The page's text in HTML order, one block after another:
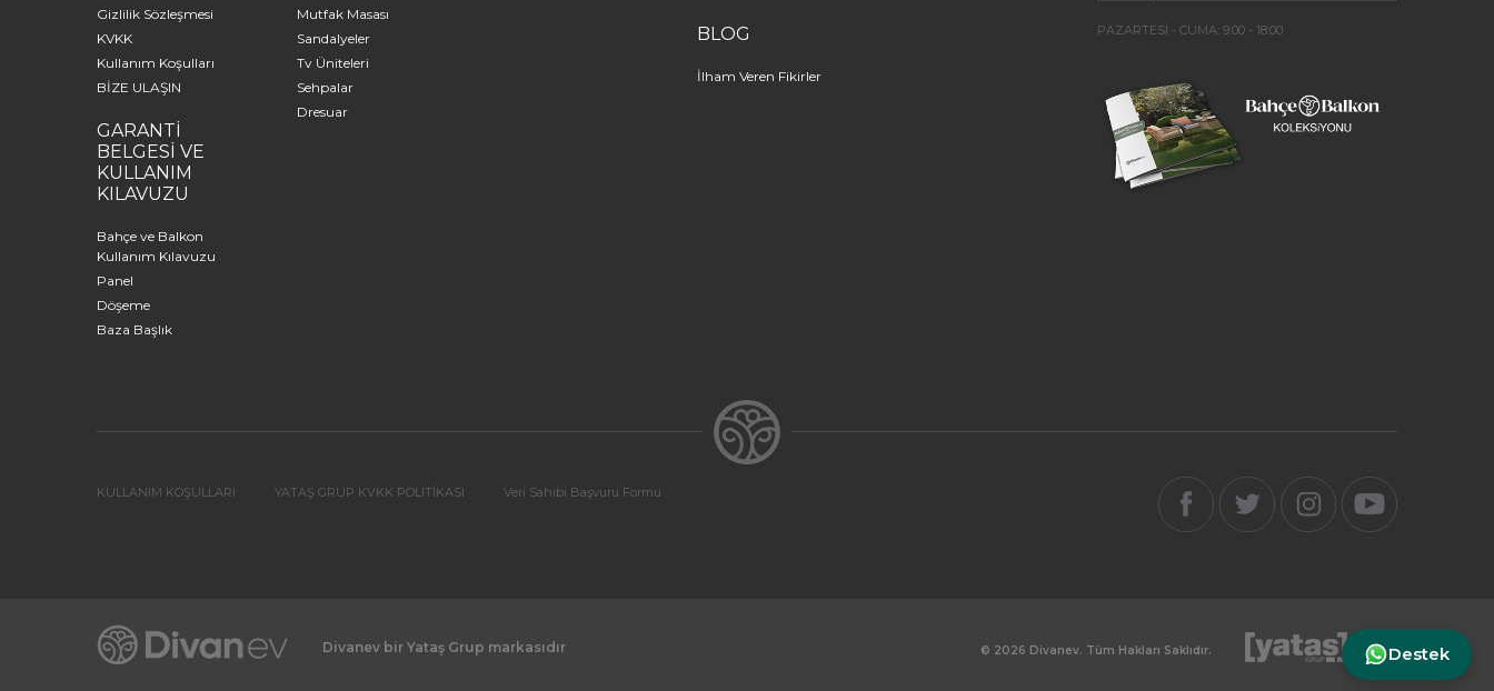
Gizlilik Sözleşmesi
KVKK
Kullanım Koşulları
BİZE ULAŞIN
GARANTİ
BELGESİ VE
KULLANIM
KILAVUZU
Bahçe ve Balkon
Kullanım Kılavuzu
Panel
Döşeme
Baza Başlık
Mutfak Masası
Sandalyeler
Tv Üniteleri
Sehpalar
Dresuar
BLOG
İlham Veren Fikirler
PAZARTESİ - CUMA: 9.00 - 18:00
KULLANIM KOŞULLARI YATAŞ GRUP KVKK POLİTİKASI Veri Sahibi Başvuru Formu
Destek
Divanev bir Yataş Grup markasıdır © 2026 Divanev. Tüm Hakları Saklıdır.